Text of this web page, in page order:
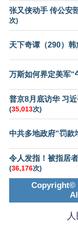
张又侠动手 传公安
次)
天下奇谭（290）
万斯如何界定美军“
普京8月底访华 习
(35,013次)
中共多地政府“罚款
令人发指！被指居
(36,176次)
Copyright©